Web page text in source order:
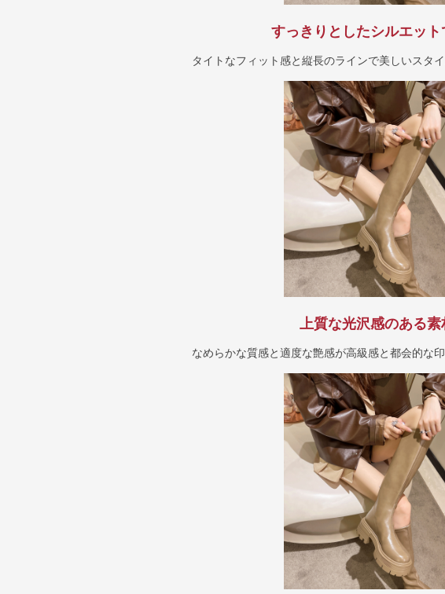
すっきりとしたシルエッ
タイトなフィット感と縦長のラインで美しいスタ
上質な光沢感のある素
なめらかな質感と適度な艶感が高級感と都会的な